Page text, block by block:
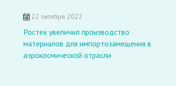
22 октября 2022
Ростех увеличил производство
материалов для импортозамещения в
аэрокосмической отрасли